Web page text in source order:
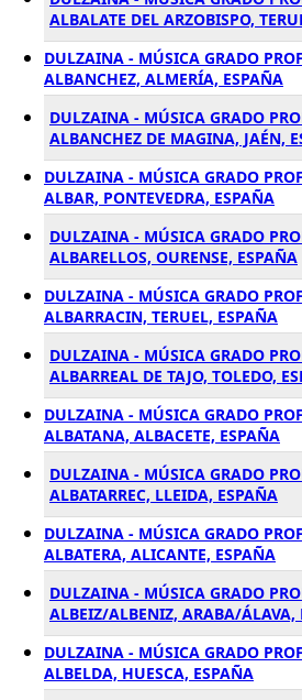
ALBALATE DEL ARZOBISPO,
DULZAINA - MÚSICA GRADO
ALBANCHEZ, ALMERÍA, ESPAÑA
DULZAINA - MÚSICA GRADO
ALBANCHEZ DE MAGINA, JAÉN,
DULZAINA - MÚSICA GRADO
ALBAR, PONTEVEDRA, ESPAÑA
DULZAINA - MÚSICA GRADO
ALBARELLOS, OURENSE, ESPAÑA
DULZAINA - MÚSICA GRADO
ALBARRACIN, TERUEL, ESPAÑA
DULZAINA - MÚSICA GRADO
ALBARREAL DE TAJO, TOLEDO,
DULZAINA - MÚSICA GRADO
ALBATANA, ALBACETE, ESPAÑA
DULZAINA - MÚSICA GRADO
ALBATARREC, LLEIDA, ESPAÑA
DULZAINA - MÚSICA GRADO
ALBATERA, ALICANTE, ESPAÑA
DULZAINA - MÚSICA GRADO
ALBEIZ/ALBENIZ, ARABA/ÁLAVA,
DULZAINA - MÚSICA GRADO
ALBELDA, HUESCA, ESPAÑA